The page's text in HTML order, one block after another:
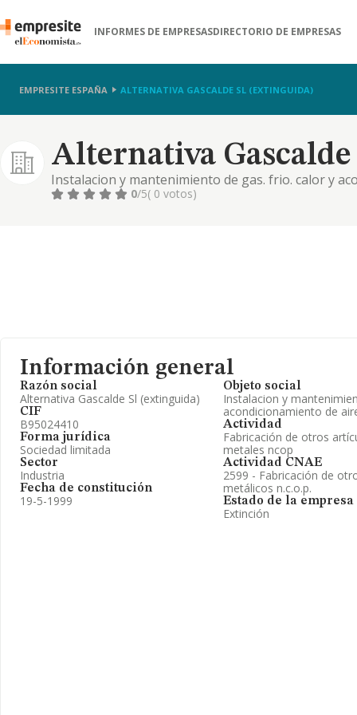
INFORMES DE EMPRESASDIRECTORIO DE EMPRESAS
EMPRESITE ESPAÑA ALTERNATIVA GASCALDE SL (EXTINGUIDA)
Alternativa
Instalacion y mantenimiento de gas. frio. calor y
0/5( 0 votos)
Información general
Razón social
Alternativa Gascalde Sl (extinguida)
CIF
B95024410
Forma jurídica
Sociedad limitada
Sector
Industria
Fecha de constitución
19-5-1999
Objeto social
Instalacion y
acondicionamiento de
Actividad
Fabricación de otros
metales ncop
Actividad CNAE
2599 - Fabricación de
metálicos n.c.o.p.
Estado de la empresa
Extinción